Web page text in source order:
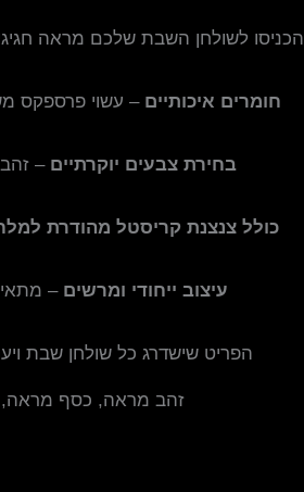
הכניסו לשולחן השבת שלכם מראה
חומרים איכותיים – עשוי פרספקס
בחירת צבעים יוקרתיים –
כולל צנצנת קריסטל מהודרת
עיצוב ייחודי ומרשים –
הפריט שישדרג כל שולחן שבת
זהב מראה, כסף מראה,